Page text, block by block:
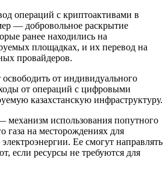
операций с криптоактивами в
— добровольное раскрытие
ранее находились на
площадках, и их перевод на
провайдеров.
от индивидуального
от операций с цифровыми
казахстанскую инфраструктуру.
механизм использования попутного
газа на месторождениях для
Ее смогут направлять
если ресурсы не требуются для